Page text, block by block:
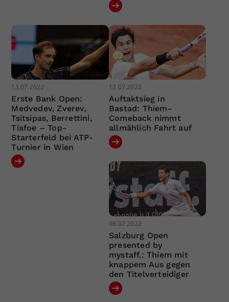
13.07.2022
Erste Bank Open:
Medvedev, Zverev,
Tsitsipas, Berrettini,
Tiafoe – Top-
Starterfeld bei ATP-
Turnier in Wien
12.07.2022
Auftaktsieg in
Bastad: Thiem-
Comeback nimmt
allmählich Fahrt auf
08.07.2022
Salzburg Open
presented by
mystaff.: Thiem mit
knappem Aus gegen
den Titelverteidiger